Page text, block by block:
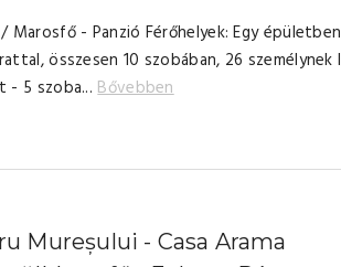
Marosfő - Panzió Férőhelyek: Egy épületben
összesen 10 szobában, 26 személynek I
- 5 szoba...Bővebben
Mureșului - Casa Arama